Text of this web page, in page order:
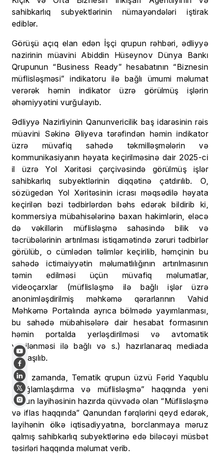
sahibkarlıq subyektlərinin nümayəndələri iştirak
ediblər.
Görüşü açıq elan edən İşçi qrupun rəhbəri, ədliyyə
nazirinin müavini Abiddin Hüseynov Dünya Bankı
Qrupunun “Business Ready” hesabatının “Biznesin
müflisləşməsi” indikatoru ilə bağlı ümumi məlumat
verərək həmin indikator üzrə görülmüş işlərin
əhəmiyyətini vurğulayıb.
Ədliyyə Nazirliyinin Qanunvericilik baş idarəsinin rəis
müavini Səkinə Əliyeva tərəfindən həmin indikator
üzrə müvafiq sahədə təkmilləşmələrin və
kommunikasiyanın həyata keçirilməsinə dair 2025-ci
il üzrə Yol Xəritəsi çərçivəsində görülmüş işlər
sahibkarlıq subyektlərinin diqqətinə çatdırılıb. O,
sözügedən Yol Xəritəsinin icrası məqsədilə həyata
keçirilən bəzi tədbirlərdən bəhs edərək bildirib ki,
kommersiya mübahisələrinə baxan hakimlərin, eləcə
də vəkillərin müflisləşmə sahəsində bilik və
təcrübələrinin artırılması istiqamətində zəruri tədbirlər
görülüb, o cümlədən təlimlər keçirilib, həmçinin bu
sahədə ictimaiyyətin məlumatlılığının artırılmasının
təmin edilməsi üçün müvafiq məlumatlar,
videoçarxlar (müflisləşmə ilə bağlı işlər üzrə
anonimləşdirilmiş məhkəmə qərarlarının Vahid
Məhkəmə Portalında ayrıca bölmədə yayımlanması,
bu sahədə mübahisələrə dair hesabat formasının
həmin portalda yerləşdirilməsi və avtomatik
yenilənməsi ilə bağlı və s.) hazırlanaraq mediada
paylaşılıb.
Eyni zamanda, Tematik qrupun üzvü Fərid Yaqublu
“Sağlamlaşdırma və müflisləşmə” haqqında yeni
qanun layihəsinin hazırda qüvvədə olan “Müflisləşmə
və iflas haqqında” Qanundan fərqlərini qeyd edərək,
layihənin ölkə iqtisadiyyatına, borclanmaya məruz
qalmış sahibkarlıq subyektlərinə edə biləcəyi müsbət
təsirləri haqqında məlumat verib.